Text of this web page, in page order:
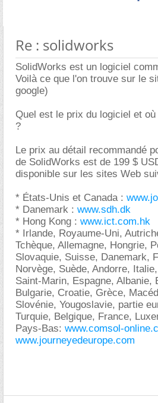
Re : solidworks
SolidWorks est un logiciel
Voilà ce que l'on trouve sur le
google)
Quel est le prix du logiciel et
?
Le prix au détail recommandé
de SolidWorks est de 199 $
disponible sur les sites Web
* États-Unis et Canada :
* Danemark : www.sdh.dk
* Hong Kong : www.ict.com.hk
* Irlande, Royaume-Uni,
Tchèque, Allemagne, Hongrie,
Slovaquie, Suisse, Danemark,
Norvège, Suède, Andorre,
Saint-Marin, Espagne, Albanie,
Bulgarie, Croatie, Grèce,
Slovénie, Yougoslavie, partie
Turquie, Belgique, France,
Pays-Bas: www.comsol-
www.journeyedeurope.com